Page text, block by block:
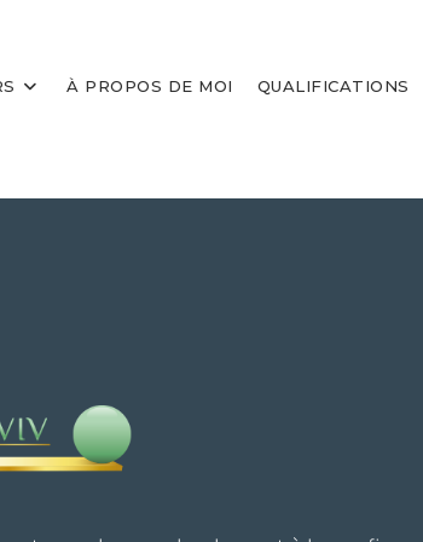
À PROPOS DE MOI QUALIFICATIONS